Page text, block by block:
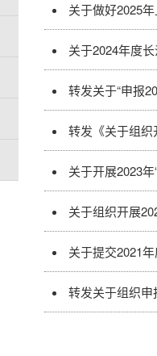
关于做好2025
关于2024年度
转发关于“申报
转发《关于组织
关于开展2023
关于组织开展
关于提交2021
转发关于组织